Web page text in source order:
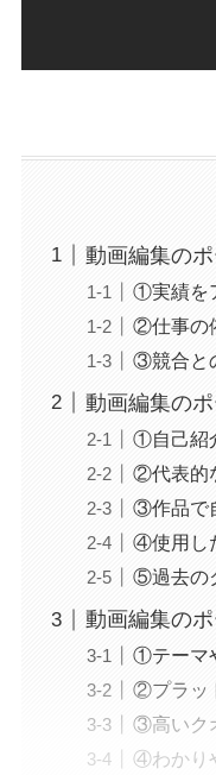
動画編集の
①実績を
②仕事の
③競合と
動画編集の
①自己紹
②代表的
③作品で
④使用し
⑤過去の
動画編集の
①テーマ
②プラッ
③高いク
④わかり